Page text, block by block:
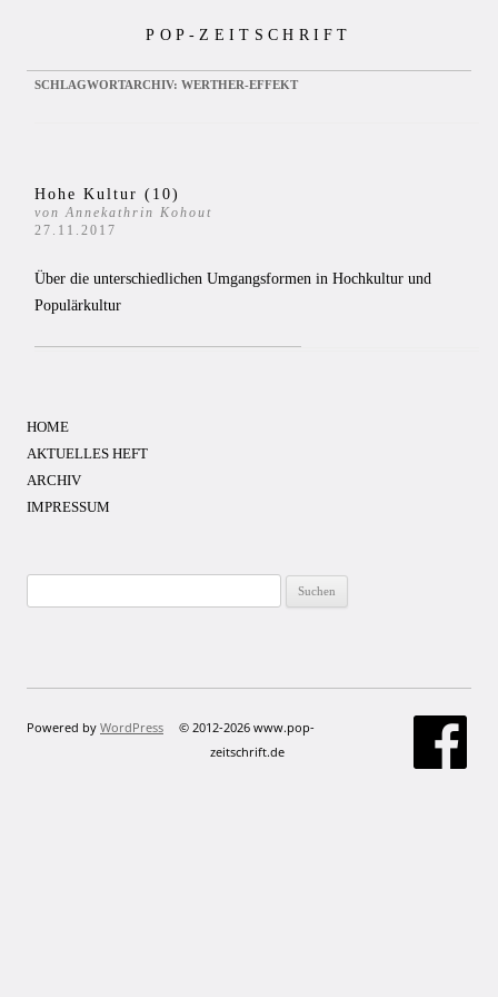
POP-ZEITSCHRIFT
SCHLAGWORTARCHIV: WERTHER-EFFEKT
Hohe Kultur (10)
von Annekathrin Kohout
27.11.2017
Über die unterschiedlichen Umgangsformen in Hochkultur und
Populärkultur
HOME
AKTUELLES HEFT
ARCHIV
IMPRESSUM
nach:
Powered by WordPress
© 2012-2026 www.pop-
zeitschrift.de